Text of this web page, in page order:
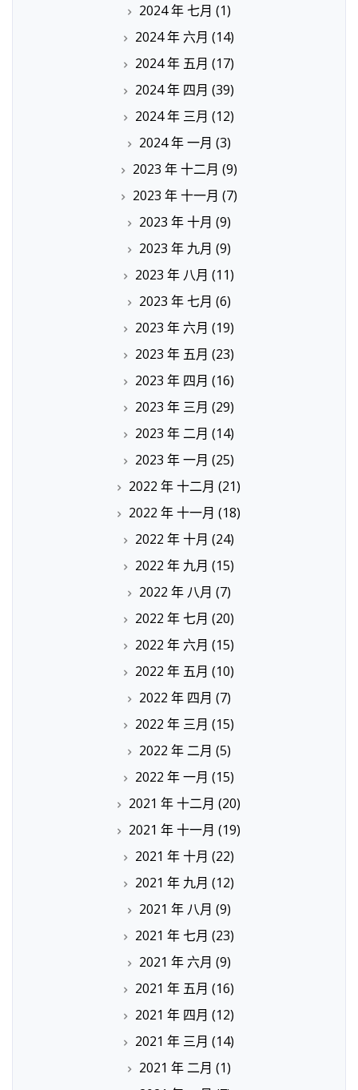
2024 年 七月 (1)
2024 年 六月 (14)
2024 年 五月 (17)
2024 年 四月 (39)
2024 年 三月 (12)
2024 年 一月 (3)
2023 年 十二月 (9)
2023 年 十一月 (7)
2023 年 十月 (9)
2023 年 九月 (9)
2023 年 八月 (11)
2023 年 七月 (6)
2023 年 六月 (19)
2023 年 五月 (23)
2023 年 四月 (16)
2023 年 三月 (29)
2023 年 二月 (14)
2023 年 一月 (25)
2022 年 十二月 (21)
2022 年 十一月 (18)
2022 年 十月 (24)
2022 年 九月 (15)
2022 年 八月 (7)
2022 年 七月 (20)
2022 年 六月 (15)
2022 年 五月 (10)
2022 年 四月 (7)
2022 年 三月 (15)
2022 年 二月 (5)
2022 年 一月 (15)
2021 年 十二月 (20)
2021 年 十一月 (19)
2021 年 十月 (22)
2021 年 九月 (12)
2021 年 八月 (9)
2021 年 七月 (23)
2021 年 六月 (9)
2021 年 五月 (16)
2021 年 四月 (12)
2021 年 三月 (14)
2021 年 二月 (1)